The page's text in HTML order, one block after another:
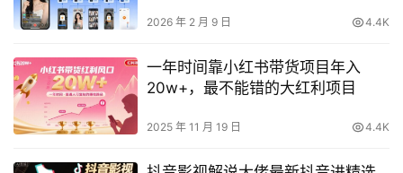
秘】
2026 年 2 月 9 日 4.4K
一年时间靠小红书带货项目年入
20w+，最不能错的大红利项目
2025 年 11 月 19 日 4.4K